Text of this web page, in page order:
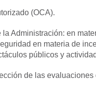
(OCA).
Administración: en
en materia de
públicos y
de las